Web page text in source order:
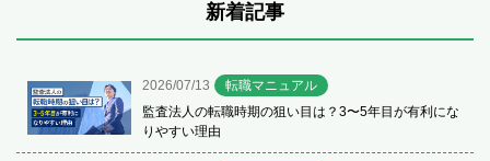
新着記事
2026/07/13
転職マニュアル
監査法人の転職時期の狙い目は？3〜5年目が有利にな
りやすい理由